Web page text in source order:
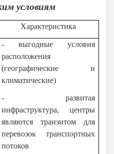
условиям
Характеристика
- выгодные условия
расположения
(географические и
климатические)
- развитая
инфраструктура, центры
являются транзитом для
перевозок транспортных
потоков